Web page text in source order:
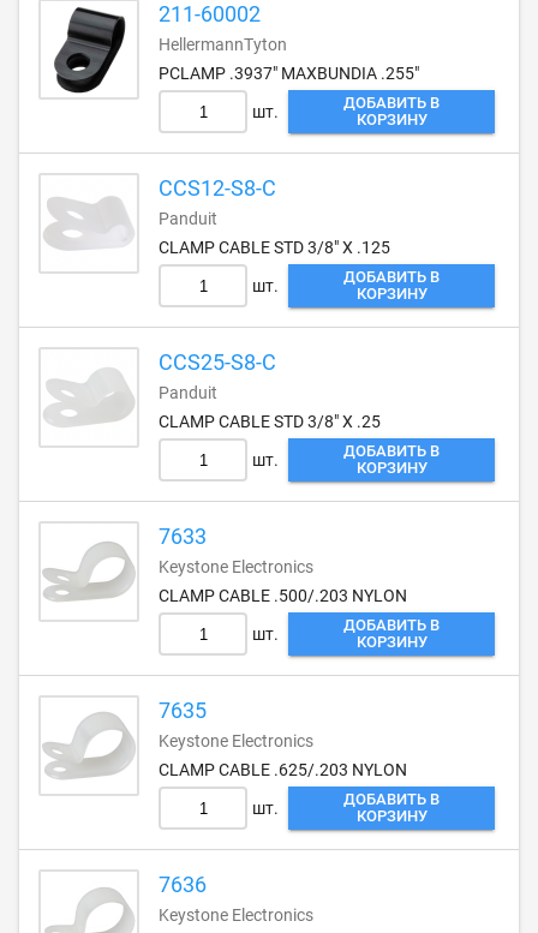
211-60002
HellermannTyton
PCLAMP .3937" MAXBUNDIA .255"
шт.
ДОБАВИТЬ В
КОРЗИНУ
CCS12-S8-C
Panduit
CLAMP CABLE STD 3/8" X .125
шт.
ДОБАВИТЬ В
КОРЗИНУ
CCS25-S8-C
Panduit
CLAMP CABLE STD 3/8" X .25
шт.
ДОБАВИТЬ В
КОРЗИНУ
7633
Keystone Electronics
CLAMP CABLE .500/.203 NYLON
шт.
ДОБАВИТЬ В
КОРЗИНУ
7635
Keystone Electronics
CLAMP CABLE .625/.203 NYLON
шт.
ДОБАВИТЬ В
КОРЗИНУ
7636
Keystone Electronics